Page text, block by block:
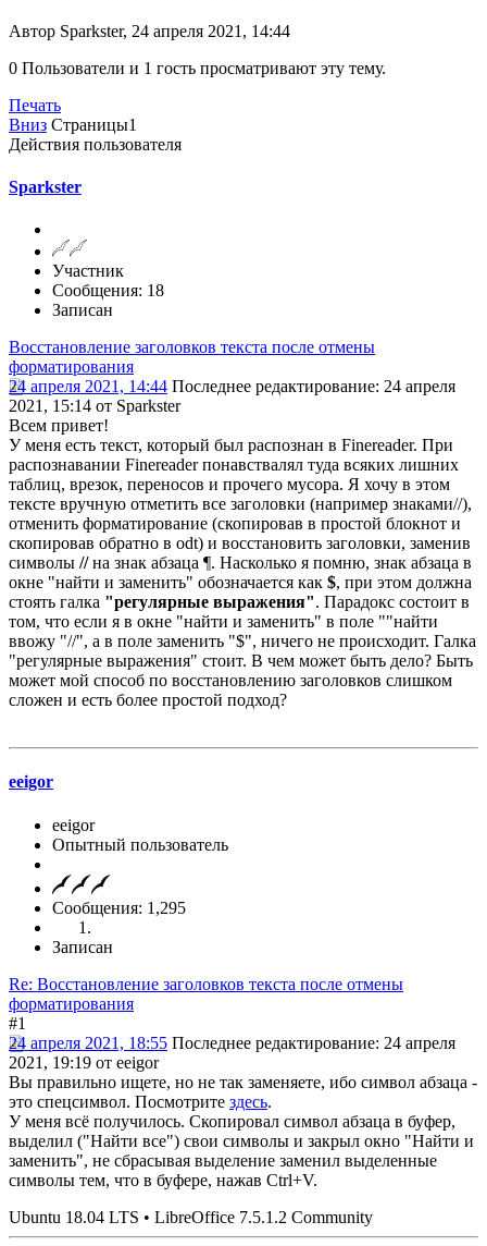
Автор Sparkster, 24 апреля 2021, 14:44
0 Пользователи и 1 гость просматривают эту тему.
Печать
Вниз Страницы1
Действия пользователя
Sparkster
Участник
Сообщения: 18
Записан
Восстановление заголовков текста после отмены
форматирования
24 апреля 2021, 14:44 Последнее редактирование: 24 апреля
2021, 15:14 от Sparkster
Всем привет!
У меня есть текст, который был распознан в Finereader. При
распознавании Finereader понавствалял туда всяких лишних
таблиц, врезок, переносов и прочего мусора. Я хочу в этом
тексте вручную отметить все заголовки (например знаками//),
отменить форматирование (скопировав в простой блокнот и
скопировав обратно в odt) и восстановить заголовки, заменив
символы //на знак абзаца ¶. Насколько я помню, знак абзаца в
окне "найти и заменить" обозначается как $, при этом должна
стоять галка "регулярные выражения". Парадокс состоит в
том, что если я в окне "найти и заменить" в поле ""найти
ввожу "//", а в поле заменить "$", ничего не происходит. Галка
"регулярные выражения" стоит. В чем может быть дело? Быть
может мой способ по восстановлению заголовков слишком
сложен и есть более простой подход?
eeigor
eeigor
Опытный пользователь
Сообщения: 1,295
Записан
Re: Восстановление заголовков текста после отмены
форматирования
#1
24 апреля 2021, 18:55 Последнее редактирование: 24 апреля
2021, 19:19 от eeigor
Вы правильно ищете, но не так заменяете, ибо символ абзаца -
это спецсимвол. Посмотрите здесь.
У меня всё получилось. Скопировал символ абзаца в буфер,
выделил ("Найти все") свои символы и закрыл окно "Найти и
заменить", не сбрасывая выделение заменил выделенные
символы тем, что в буфере, нажав Ctrl+V.
Ubuntu 18.04 LTS • LibreOffice 7.5.1.2 Community